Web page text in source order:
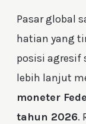
Pasar global
hatian yang
posisi agresif
lebih lanjut
moneter
tahun 2026.